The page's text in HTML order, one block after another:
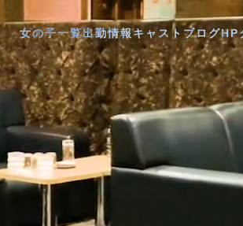
女の子一覧出勤情報キャストブログHP